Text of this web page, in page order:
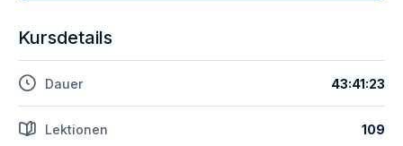
Kursdetails
Dauer 43:41:23
Lektionen 109